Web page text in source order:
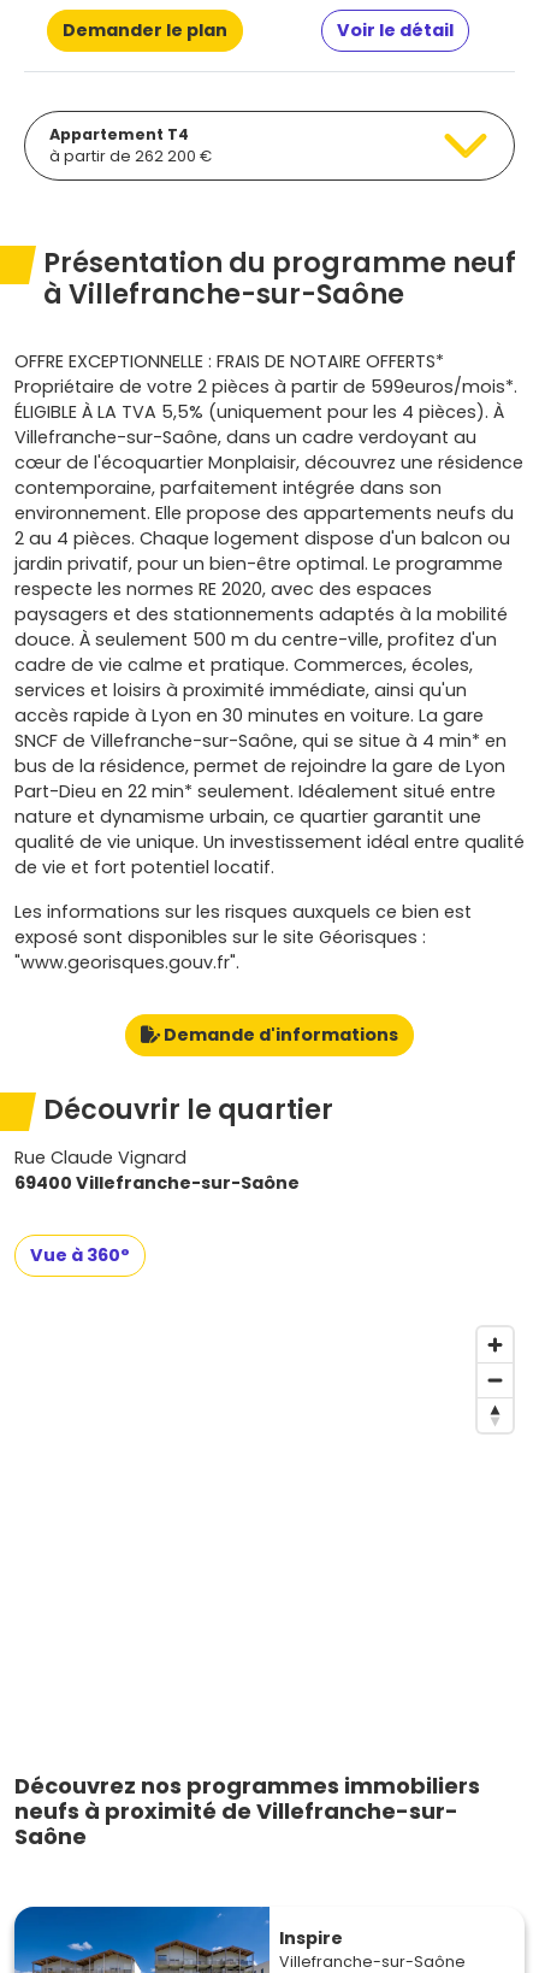
Demander le plan Voir le détail
Appartement T4
à partir de 262 200 €
Présentation du programme neuf
à Villefranche-sur-Saône
OFFRE EXCEPTIONNELLE : FRAIS DE NOTAIRE OFFERTS*
Propriétaire de votre 2 pièces à partir de 599euros/mois*.
ÉLIGIBLE À LA TVA 5,5% (uniquement pour les 4 pièces). À
Villefranche-sur-Saône, dans un cadre verdoyant au
cœur de l'écoquartier Monplaisir, découvrez une résidence
contemporaine, parfaitement intégrée dans son
environnement. Elle propose des appartements neufs du
2 au 4 pièces. Chaque logement dispose d'un balcon ou
jardin privatif, pour un bien-être optimal. Le programme
respecte les normes RE 2020, avec des espaces
paysagers et des stationnements adaptés à la mobilité
douce. À seulement 500 m du centre-ville, profitez d'un
cadre de vie calme et pratique. Commerces, écoles,
services et loisirs à proximité immédiate, ainsi qu'un
accès rapide à Lyon en 30 minutes en voiture. La gare
SNCF de Villefranche-sur-Saône, qui se situe à 4 min* en
bus de la résidence, permet de rejoindre la gare de Lyon
Part-Dieu en 22 min* seulement. Idéalement situé entre
nature et dynamisme urbain, ce quartier garantit une
qualité de vie unique. Un investissement idéal entre qualité
de vie et fort potentiel locatif.
Les informations sur les risques auxquels ce bien est
exposé sont disponibles sur le site Géorisques :
"www.georisques.gouv.fr".
Demande d'informations
Découvrir le quartier
Rue Claude Vignard
69400 Villefranche-sur-Saône
Vue à 360°
Découvrez nos programmes immobiliers
neufs à proximité de Villefranche-sur-
Saône
Inspire
Villefranche-sur-Saône